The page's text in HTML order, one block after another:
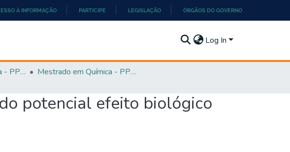
À INFORMAÇÃO PARTICIPE LEGISLAÇÃO ÓRGÃOS DO GOVERNO
Log In
Mestrado em Química - PPGQ
Mestrado em Química - PPGQ
potencial efeito biológico